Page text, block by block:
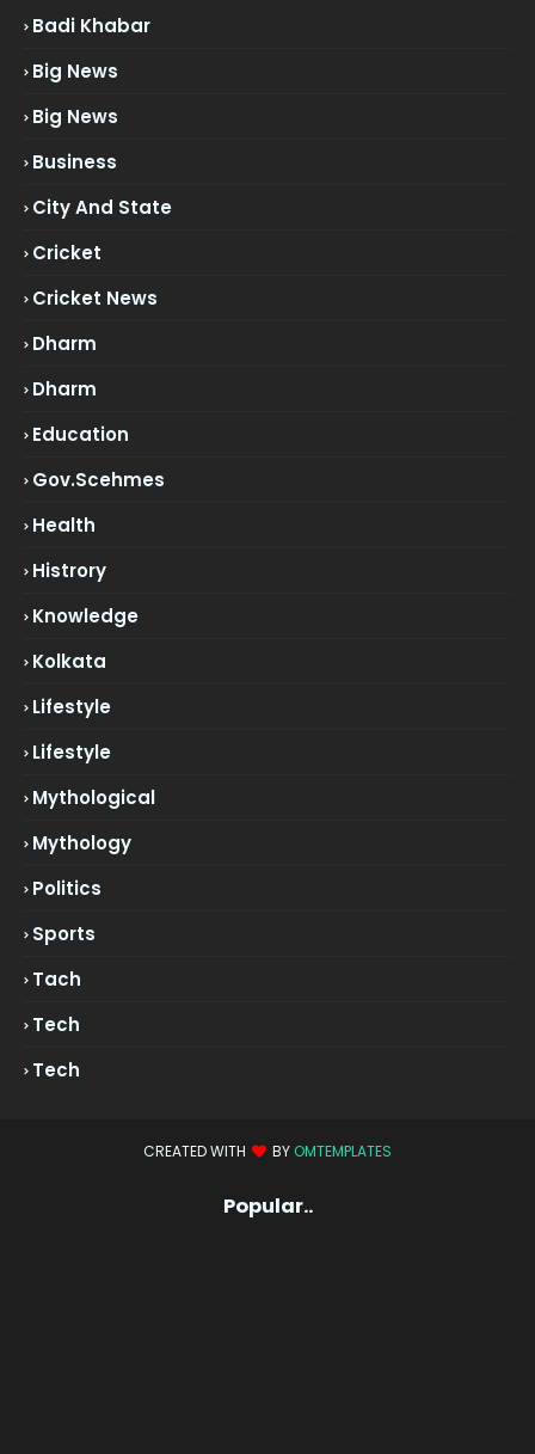
Badi Khabar
Big News
Big News
Business
City And State
Cricket
Cricket News
Dharm
Dharm
Education
Gov.scehmes
Health
Histrory
Knowledge
Kolkata
Lifestyle
Lifestyle
Mythological
Mythology
Politics
Sports
Tach
Tech
Tech
CREATED WITH BY OMTEMPLATES
Popular..